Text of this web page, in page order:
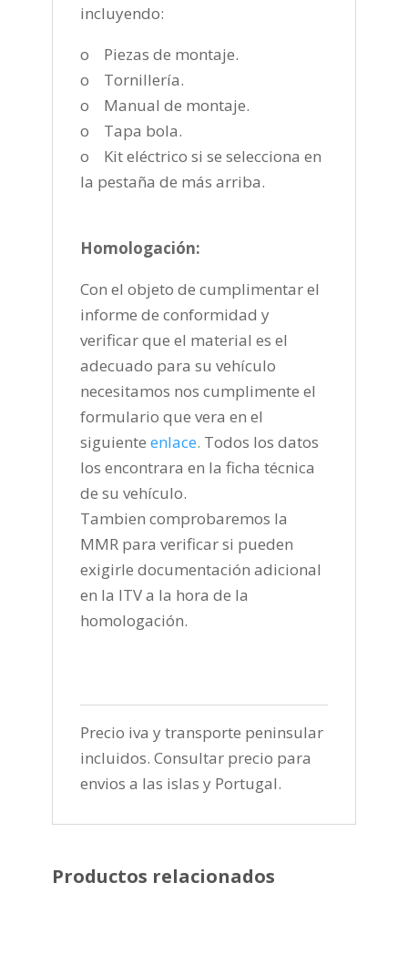
incluyendo:
o Piezas de montaje.
o Tornillería.
o Manual de montaje.
o Tapa bola.
o Kit eléctrico si se selecciona en
la pestaña de más arriba.
Homologación:
Con el objeto de cumplimentar el
informe de conformidad y
verificar que el material es el
adecuado para su vehículo
necesitamos nos cumplimente el
formulario que vera en el
siguiente enlace. Todos los datos
los encontrara en la ficha técnica
de su vehículo.
Tambien comprobaremos la
MMR para verificar si pueden
exigirle documentación adicional
en la ITV a la hora de la
homologación.
Precio iva y transporte peninsular
incluidos. Consultar precio para
envios a las islas y Portugal.
Productos relacionados